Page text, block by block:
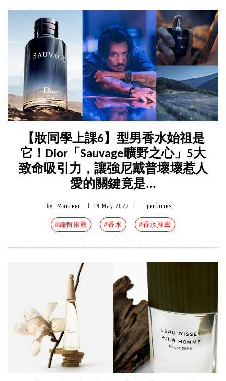
【妝同學上課6】型男香水始祖是
它！Dior「Sauvage曠野之心」5大
致命吸引力，讓強尼戴普壞壞惹人
愛的關鍵竟是...
by Maureen 14 May 2022 perfumes
#編輯推薦 #香水 #香水推薦